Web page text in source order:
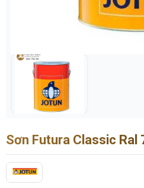
Sơn Futura Classic Ral